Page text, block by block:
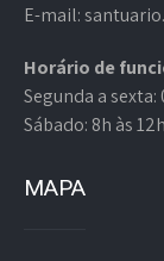
E-mail:
Horário de
Segunda a sexta:
Sábado: 8h às
MAPA